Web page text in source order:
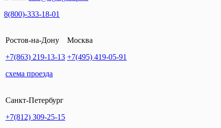
8(800)-333-18-01
Ростов-на-Дону
+7(863) 219-13-13
схема проезда
Москва
+7(495) 419-05-91
Санкт-Петербург
+7(812) 309-25-15